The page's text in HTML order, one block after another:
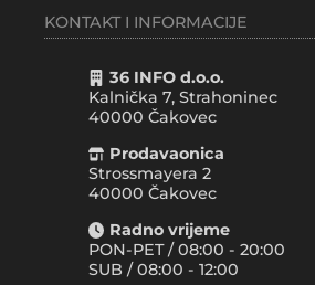
KONTAKT I INFORMACIJE
36 INFO d.o.o.
Kalnička 7, Strahoninec
40000 Čakovec
Prodavaonica
Strossmayera 2
40000 Čakovec
Radno vrijeme
PON-PET / 08:00 - 20:00
SUB / 08:00 - 12:00